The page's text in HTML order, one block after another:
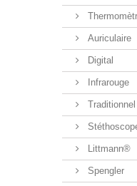
Auriculaire
Digital
Infrarouge
Traditionnel
Littmann®
Spengler